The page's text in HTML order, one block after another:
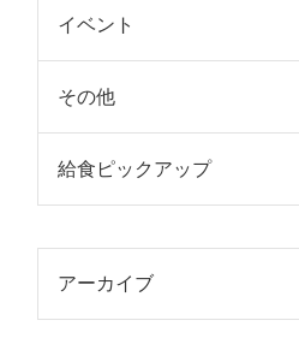
イベント
その他
給食ピックアップ
アーカイブ